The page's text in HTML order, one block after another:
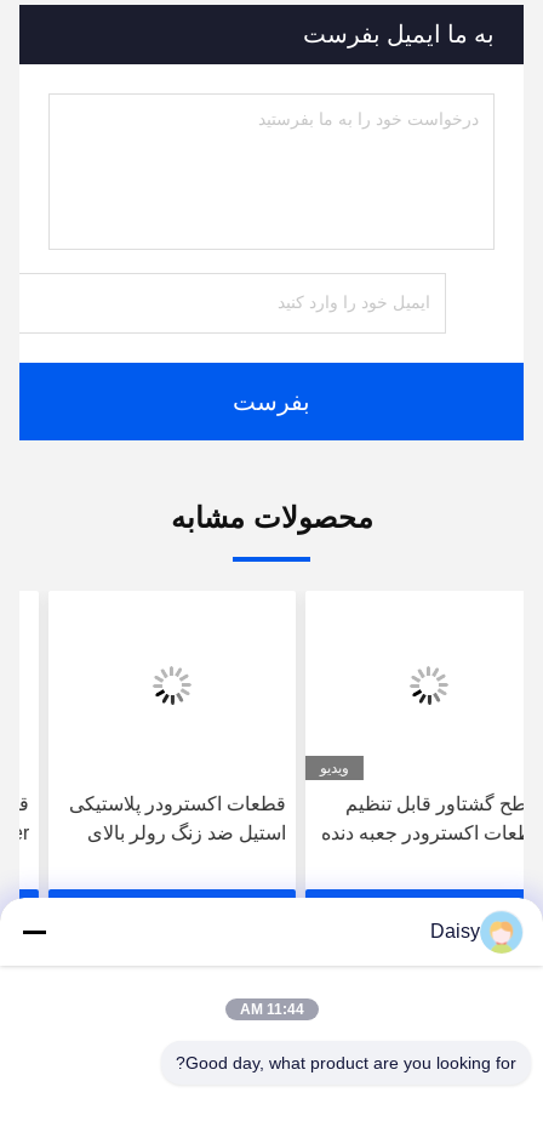
به ما ایمیل بفرست
بفرست
محصولات مشابه
قطعات اکسترودر پلاستیکی
استیل ضد زنگ رولر بالای
بهترین قیمت رو بدست
قطعات ماشین اکستروژر
Hopper فولاد ضد زنگ
تنظیم
Daisy
11:44 AM
Good day, what product are you looking for?